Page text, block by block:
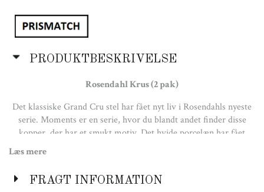
PRODUKTBESKRIVELSE
Rosendahl Krus(2 pak)
Det klassiske Grand Cru stel har fået nyt liv i Rosendahls nyeste
serie. Moments er en serie, hvor du blandt andet finder disse
kopper, der har et smukt motiv. Det hvide porcelæn har fået
perfekt til julens kaffebord eller til aftenkaffen, når det bliver
nytår. Her får du det bedste fra to verdener, og vi tør godt love
Læs mere
FRAGT INFORMATION